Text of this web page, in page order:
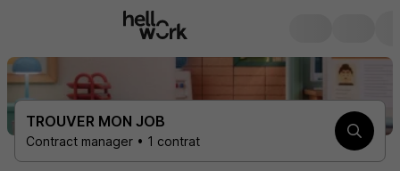
TROUVER MON JOB
Contract manager • 1 contrat